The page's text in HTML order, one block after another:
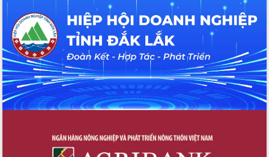
Tháo gỡ những vướng mắc, đẩy mạnh
công tác cải cách thủ tục hành chính
tại Trung tâm Phục vụ hành chính
công tỉnh
Đắk Lắk: Tôn vinh 46 giải pháp tại Hội
thi Sáng tạo Kỹ thuật 2024 - 2025
Đắk Lắk rà soát, điều chỉnh Đề án 190
về phát triển nuôi trồng thủy sản
Dự án cao tốc Khánh Hòa - Buôn Ma